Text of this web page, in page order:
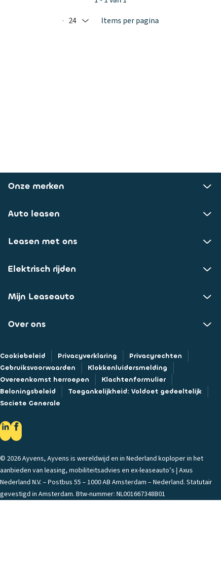
Selected: 24
24 Items per pagina
Onze merken
Auto leasen
Leasen met ons
Elektrisch rijden
Mijn Leaseauto
Over ons
Cookiebeleid Privacyverklaring
Privacyrechten
Gebruiksvoorwaarden
Klokkenluidersmelding
Overeenkomst herroepen
Klachtenformulier
Beloningsbeleid
Toegankelijkheid: Voldoet gedeeltelijk
Societe Generale
© 2026 Ayvens, Ayvens is wereldwijd en in Nederland koploper in het
aanbieden van leasing, mobiliteitsadvies en ex-leaseauto’s | Axus
Nederland N.V. – Postbus 55 – 1000 AB Amsterdam – Nederland. Statutair
gevestigd in Amsterdam. Btw-nummer: NL001667348B01